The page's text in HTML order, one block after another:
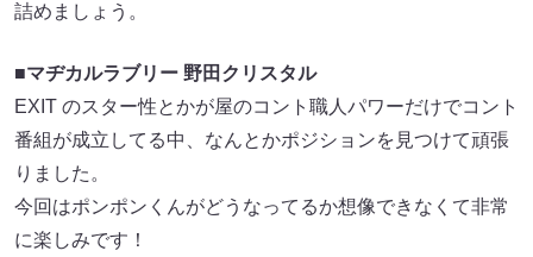
詰めましょう。
■マヂカルラブリー 野田クリスタル
EXIT のスター性とかが屋のコント職人パワーだけでコント
番組が成立してる中、なんとかポジションを見つけて頑張
りました。
今回はポンポンくんがどうなってるか想像できなくて非常
に楽しみです！